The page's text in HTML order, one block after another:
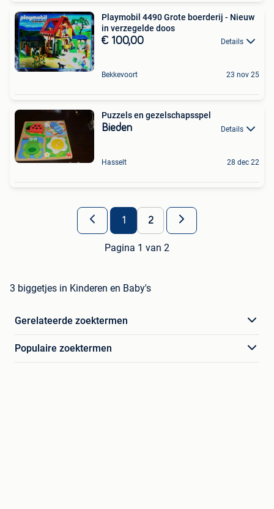
Playmobil 4490 Grote boerderij - Nieuw
in verzegelde doos
€ 100,00 Details
Bekkevoort 23 nov 25
Puzzels en gezelschapsspel
Bieden Details
Hasselt 28 dec 22
1 2
Pagina 1 van 2
3 biggetjes in Kinderen en Baby's
Gerelateerde zoektermen
Populaire zoektermen